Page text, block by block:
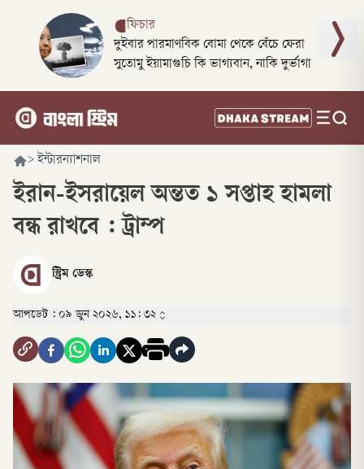
ফিচার
দুইবার পারমাণবিক বোমা থেকে বেঁচে ফেরা
সুতোমু ইয়ামাগুচি কি ভাগ্যবান, নাকি দুর্ভাগা
> ইন্টারন্যাশনাল
ইরান-ইসরায়েল অন্তত ১ সপ্তাহ হামলা
বন্ধ রাখবে : ট্রাম্প
স্ট্রিম ডেস্ক
আপডেট : ০৯ জুন ২০২৬, ১১: ৩২